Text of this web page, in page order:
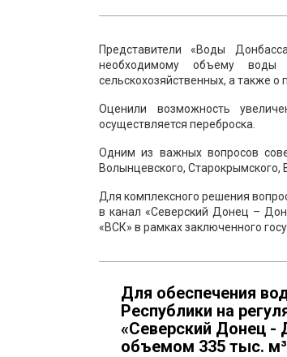
Представители «Воды
необходимому объему воды
сельскохозяйственных, а также
Оценили возможность
осуществляется переброска.
Одним из важных вопросов
Волынцевского, Старокрымского,
Для комплексного решения
в канал «Северский Донец –
«ВСК» в рамках заключенного
Для обеспечения
Республики на
«Северский Донец -
объемом 335 тыс.